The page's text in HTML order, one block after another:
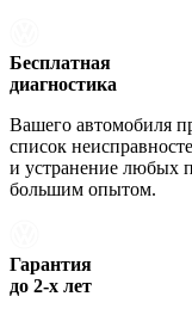
Бесплатная
диагностика
Вашего автомобиля
список
и устранение любых
большим опытом.
Гарантия
до 2-х лет